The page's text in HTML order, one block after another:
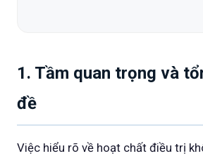
1. Tầm quan trọng và
đề
Việc hiểu rõ về hoạt chất điều trị